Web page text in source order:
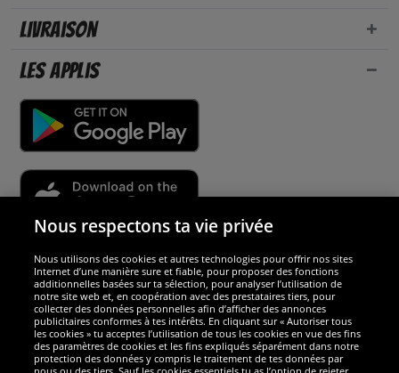
Livraison
Les applis
Sécurité
Nous sommes excellents
Nous respectons ta vie privée
Nous utilisons des cookies et autres technologies pour offrir nos sites
Internet d’une manière sure et fiable, pour proposer des fonctions
additionnelles basées sur ta sélection, pour analyser l’utilisation de
notre site web et, en coopération avec des prestataires tiers, pour
collecter des données personnelles afin d’afficher des annonces
publicitaires conformes à tes intérêts. En cliquant sur « Autoriser tous
les cookies » tu acceptes l’utilisation de tous les cookies en vue des fins
des paramètres de cookies et les fins expliqués séparément dans notre
protection des données y compris le traitement de tes données par